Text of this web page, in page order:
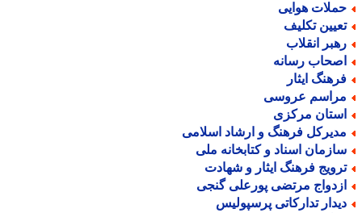
هوایی
تکلیف
انقلاب
رسانه
ایثار
عروسی
مرکزی
فرهنگ و ارشاد اسلامی
اسناد و کتابخانه ملی
فرهنگ ایثار و شهادت
مرتضی پورعلی گنجی
تدارکاتی پرسپولیس